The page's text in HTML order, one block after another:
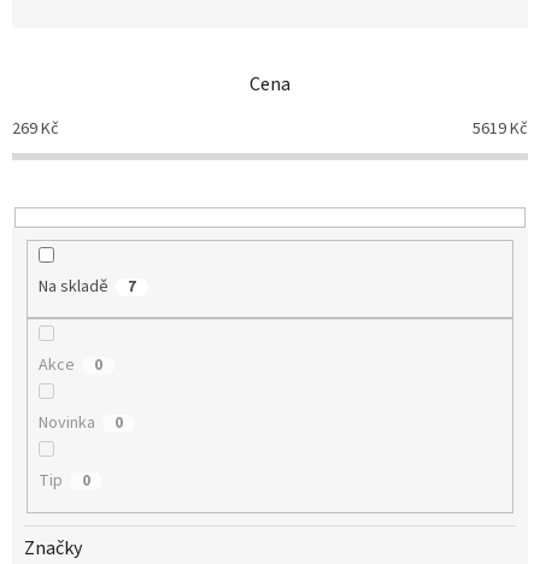
p
r
o
u
Cena
269Kč 5619Kč
Na skladě 7
Akce 0
Novinka 0
Tip 0
Značky